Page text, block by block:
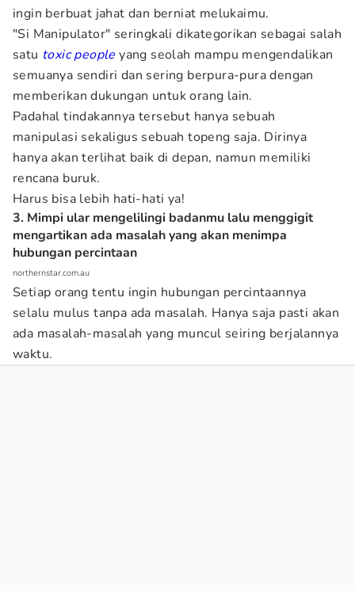
ingin berbuat jahat dan berniat melukaimu.
"Si Manipulator" seringkali dikategorikan sebagai salah
satu toxic people yang seolah mampu mengendalikan
semuanya sendiri dan sering berpura-pura dengan
memberikan dukungan untuk orang lain.
Padahal tindakannya tersebut hanya sebuah
manipulasi sekaligus sebuah topeng saja. Dirinya
hanya akan terlihat baik di depan, namun memiliki
rencana buruk.
Harus bisa lebih hati-hati ya!
3. Mimpi ular mengelilingi badanmu lalu menggigit
mengartikan ada masalah yang akan menimpa
hubungan percintaan
northernstar.com.au
Setiap orang tentu ingin hubungan percintaannya
selalu mulus tanpa ada masalah. Hanya saja pasti akan
ada masalah-masalah yang muncul seiring berjalannya
waktu.